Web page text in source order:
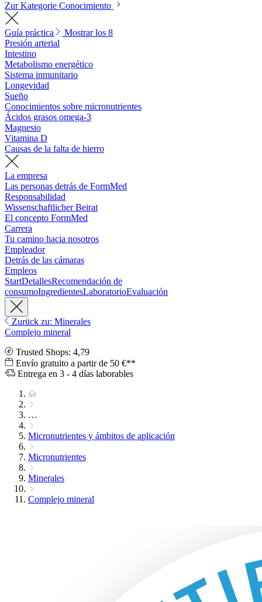
Zur Kategorie Conocimiento
Guía práctica
Mostrar los 8
Presión arterial
Intestino
Metabolismo energético
Sistema inmunitario
Longevidad
Sueño
Conocimientos sobre micronutrientes
Ácidos grasos omega-3
Magnesio
Vitamina D
Causas de la falta de hierro
La empresa
Las personas detrás de FormMed
Responsabilidad
Wissenschaftlicher Beirat
El concepto FormMed
Carrera
Tu camino hacia nosotros
Empleador
Detrás de las cámaras
Empleos
StartDetallesRecomendación de
consumoIngredientesLaboratorioEvaluación
Zurück zu: Minerales
Complejo mineral
Trusted Shops: 4,79
Envío gratuito a partir de 50 €**
Entrega en 3 - 4 días laborables
…
Micronutrientes y ámbitos de aplicación
Micronutrientes
Minerales
Complejo mineral